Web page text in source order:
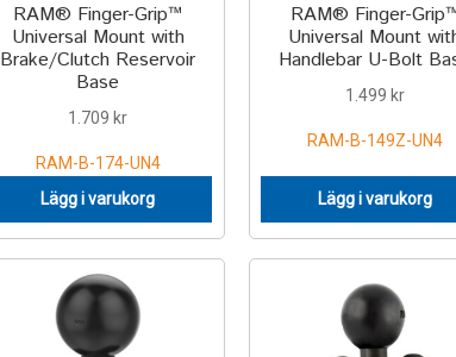
RAM® Finger-Grip™
Universal Mount with
Brake/Clutch Reservoir
Base
1.709 kr
RAM-B-174-UN4
Lägg i varukorg
RAM® Finger-
Universal Mount
Handlebar U-Bolt
1.499 kr
RAM-B-149Z-UN4
Lägg i varukorg